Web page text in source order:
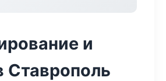
и
Ставрополь